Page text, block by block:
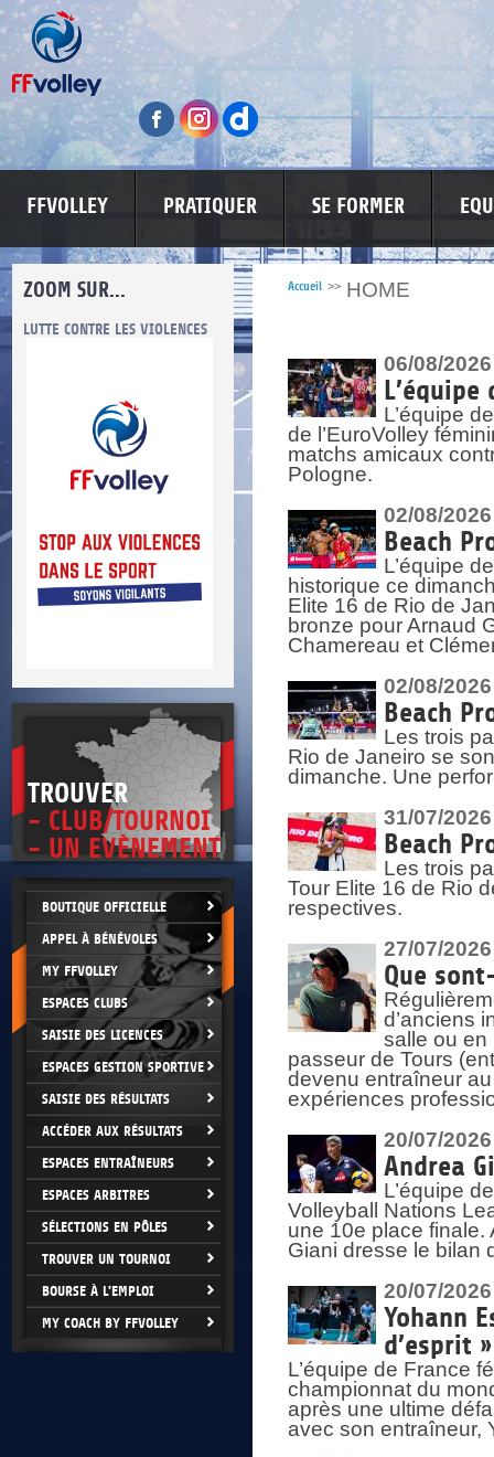
FFVOLLEY PRATIQUER SE FORMER
ZOOM SUR...
LUTTE CONTRE LES VIOLENCES MA PETITE SPONSO
>
TROUVER
- CLUB/TOURNOI
- UN EVÈNEMENT
BOUTIQUE OFFICIELLE
APPEL À BÉNÉVOLES
MY FFVOLLEY
ESPACES CLUBS
SAISIE DES LICENCES
ESPACES GESTION SPORTIVE
SAISIE DES RÉSULTATS
ACCÉDER AUX RÉSULTATS
ESPACES ENTRAÎNEURS
ESPACES ARBITRES
SÉLECTIONS EN PÔLES
TROUVER UN TOURNOI
BOURSE À L'EMPLOI
MY COACH BY FFVOLLEY
Accueil >> HOME
06/08/2026
L’équipe
L’équipe
de l’EuroVolley
matchs amicaux
Pologne.
02/08/2026
Beach
L’équipe
historique ce
Elite 16 de Rio de
bronze pour Arnaud
Chamereau et
02/08/2026
Beach
Les trois
Rio de Janeiro se
dimanche. Une
31/07/2026
Beach
Les trois
Tour Elite 16 de Rio
respectives.
27/07/2026
Que
d’anciens
salle ou en
passeur de Tours
devenu entraîneur
expériences
20/07/2026
Andrea
L’équipe
Volleyball Nations
une 10e place finale.
Giani dresse le bilan
20/07/2026
Yohann
d’esprit »
L’équipe de France
championnat du
après une ultime
avec son entraîneur,